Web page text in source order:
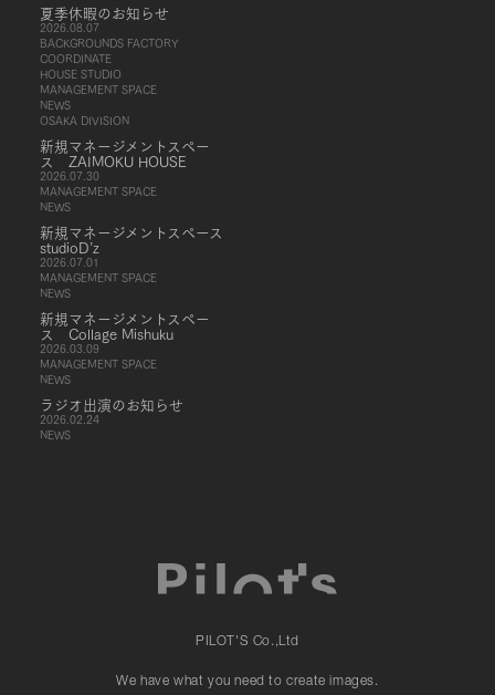
夏季休暇のお知らせ
2026.08.07
BACKGROUNDS FACTORY
COORDINATE
HOUSE STUDIO
MANAGEMENT SPACE
NEWS
OSAKA DIVISION
新規マネージメントスペー
ス ZAIMOKU HOUSE
2026.07.30
MANAGEMENT SPACE
NEWS
新規マネージメントスペース
studioD’z
2026.07.01
MANAGEMENT SPACE
NEWS
新規マネージメントスペー
ス Collage Mishuku
2026.03.09
MANAGEMENT SPACE
NEWS
ラジオ出演のお知らせ
2026.02.24
NEWS
PILOT'S Co.,Ltd
We have what you need to create images.